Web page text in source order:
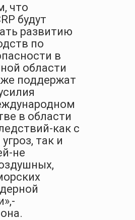
что
будут
развитию
по
в
области
поддержат
в области
как с
так и
не